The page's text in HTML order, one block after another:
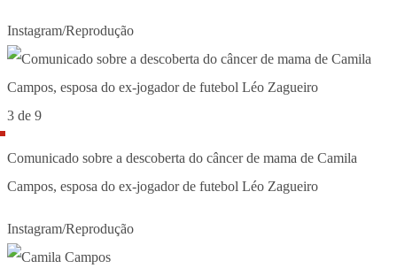
Instagram/Reprodução
3 de 9
Comunicado sobre a descoberta do câncer de mama de Camila
Campos, esposa do ex-jogador de futebol Léo Zagueiro
Instagram/Reprodução